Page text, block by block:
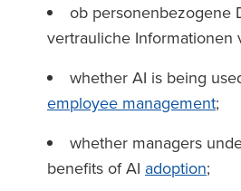
ob personenbezogene
vertrauliche Informationen
whether AI is being
employee management;
whether managers
benefits of AI adoption;